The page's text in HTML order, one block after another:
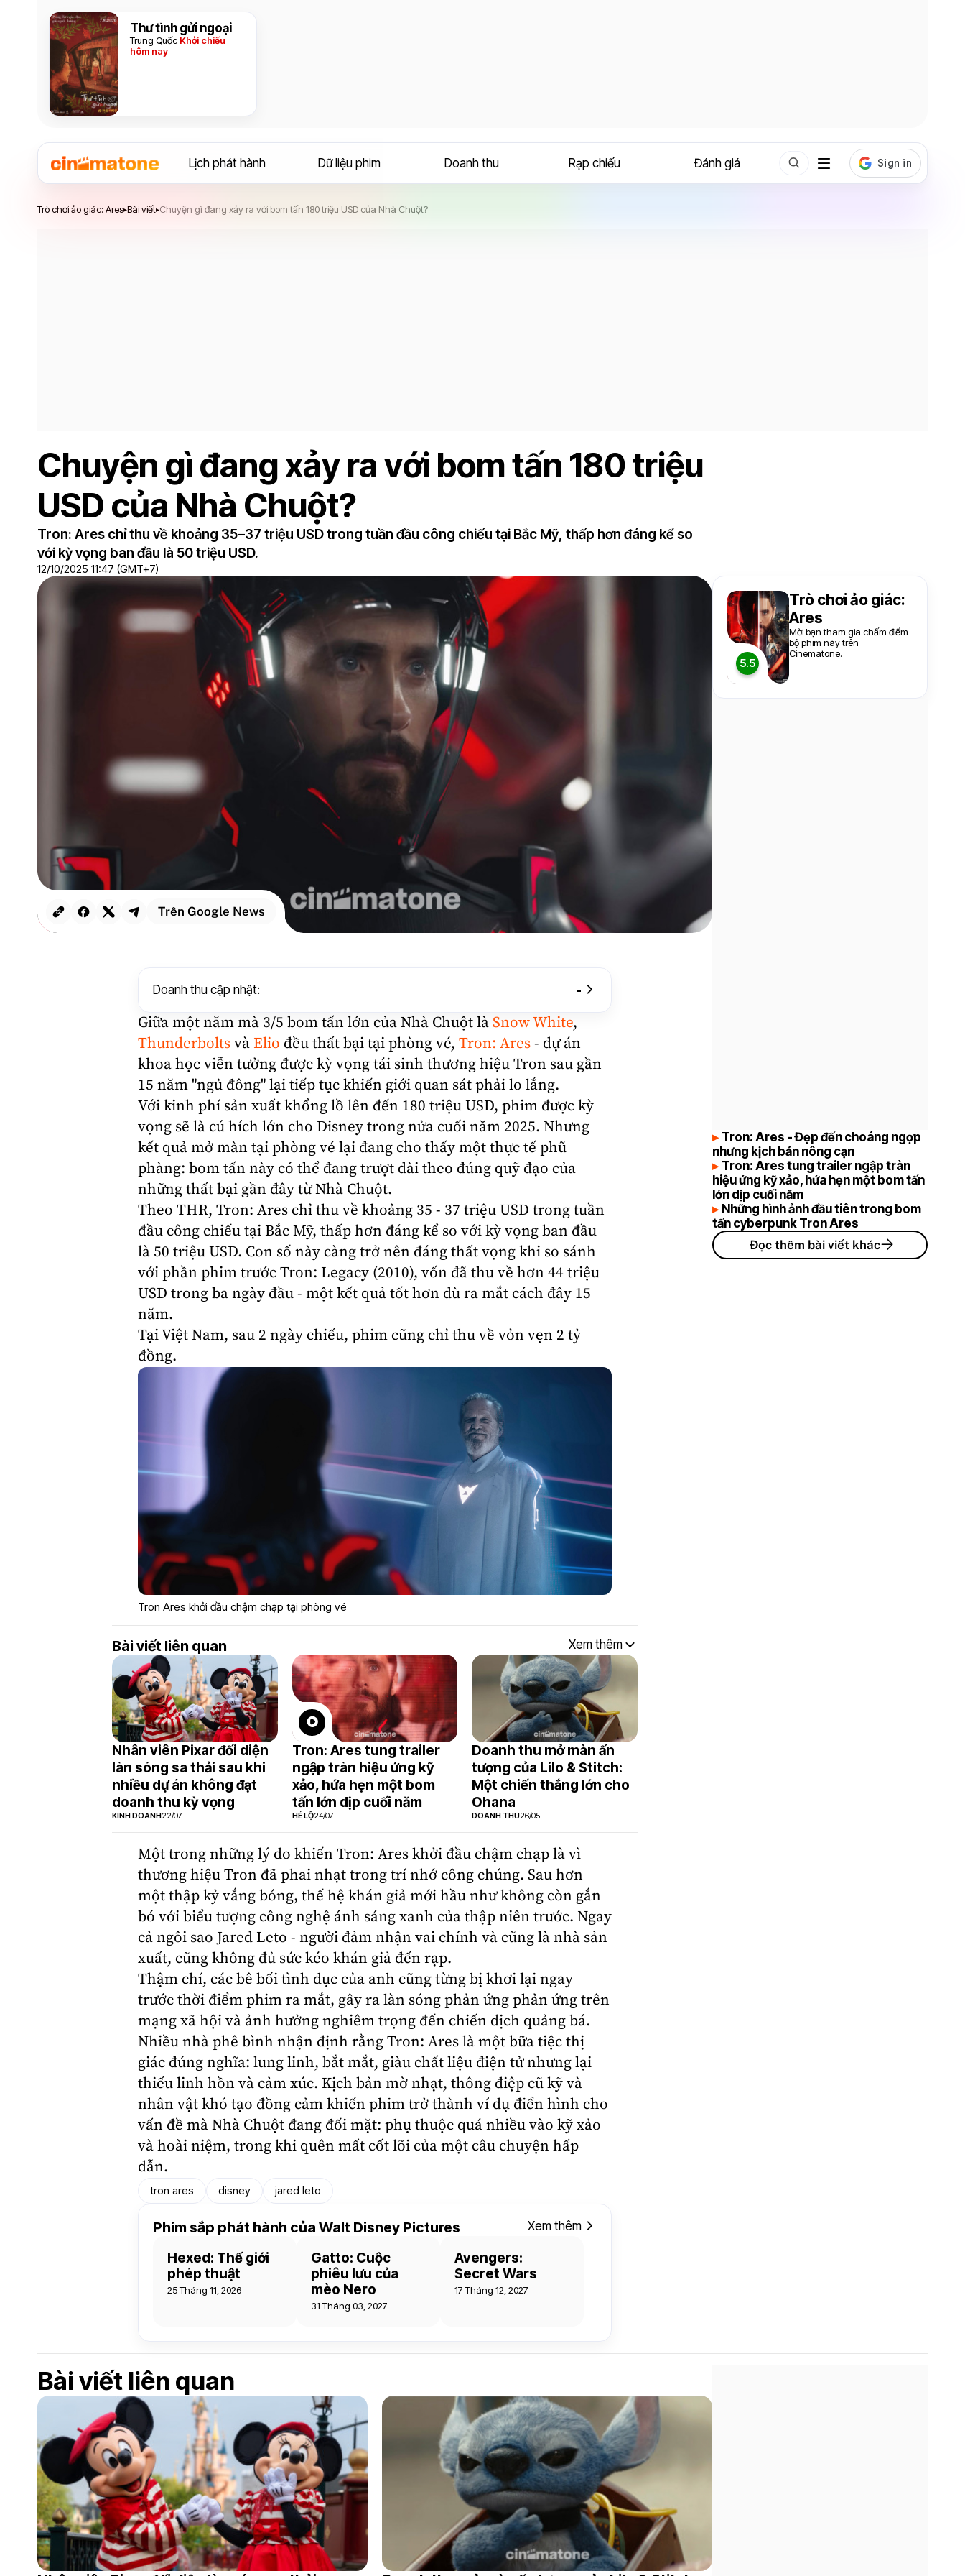
Thư tình gửi ngoại
Trung Quốc Khởi chiếu
hôm nay
Lịch phát hành Dữ liệu phim Doanh thu Rạp chiếu Đánh giá
Trò chơi ảo giác: Ares▸Bài viết▸Chuyện gì đang xảy ra với bom tấn 180 triệu USD của Nhà Chuột?
Chuyện gì đang xảy ra với bom tấn 180 triệu
USD của Nhà Chuột?
Tron: Ares chỉ thu về khoảng 35–37 triệu USD trong tuần đầu công chiếu tại Bắc Mỹ, thấp hơn đáng kể so
với kỳ vọng ban đầu là 50 triệu USD.
12/10/2025 11:47 (GMT+7)
Trên Google News
Doanh thu cập nhật: -
Giữa một năm mà 3/5 bom tấn lớn của Nhà Chuột làSnow White,
Thunderboltsvà Elio đều thất bại tại phòng vé, Tron: Ares- dự án
khoa học viễn tưởng được kỳ vọng tái sinh thương hiệu Tron sau gần
15 năm "ngủ đông" lại tiếp tục khiến giới quan sát phải lo lắng.
Với kinh phí sản xuất khổng lồ lên đến 180 triệu USD, phim được kỳ
vọng sẽ là cú hích lớn cho Disneytrong nửa cuối năm 2025. Nhưng
kết quả mở màn tại phòng vé lại đang cho thấy một thực tế phũ
phàng: bom tấn này có thể đang trượt dài theo đúng quỹ đạo của
những thất bại gần đây từ Nhà Chuột.
Theo THR, Tron: Ares chỉ thu về khoảng 35 - 37 triệu USD trong tuần
đầu công chiếu tại Bắc Mỹ, thấp hơn đáng kể so với kỳ vọng ban đầu
là 50 triệu USD. Con số này càng trở nên đáng thất vọng khi so sánh
với phần phim trước Tron: Legacy (2010), vốn đã thu về hơn 44 triệu
USD trong ba ngày đầu - một kết quả tốt hơn dù ra mắt cách đây 15
năm.
Tại Việt Nam, sau 2 ngày chiếu, phim cũng chỉ thu về vỏn vẹn 2 tỷ
đồng.
Tron Ares khởi đầu chậm chạp tại phòng vé
Bài viết liên quan Xem thêm
Nhân viên Pixar đối diện
làn sóng sa thải sau khi
nhiều dự án không đạt
doanh thu kỳ vọng
KINH DOANH22/07
Tron: Ares tung trailer
ngập tràn hiệu ứng kỹ
xảo, hứa hẹn một bom
tấn lớn dịp cuối năm
HÉ LỘ24/07
Doanh thu mở màn ấn
tượng của Lilo & Stitch:
Một chiến thắng lớn cho
Ohana
DOANH THU26/05
Một trong những lý do khiến Tron: Ares khởi đầu chậm chạp là vì
thương hiệu Tron đã phai nhạt trong trí nhớ công chúng. Sau hơn
một thập kỷ vắng bóng, thế hệ khán giả mới hầu như không còn gắn
bó với biểu tượng công nghệ ánh sáng xanh của thập niên trước. Ngay
cả ngôi saoJared Leto - người đảm nhận vai chính và cũng là nhà sản
xuất, cũng không đủ sức kéo khán giả đến rạp.
Thậm chí, các bê bối tình dục của anh cũng từng bị khơi lại ngay
trước thời điểm phim ra mắt, gây ra làn sóng phản ứng phản ứng trên
mạng xã hội và ảnh hưởng nghiêm trọng đến chiến dịch quảng bá.
Nhiều nhà phê bình nhận định rằng Tron: Ares là một bữa tiệc thị
giác đúng nghĩa: lung linh, bắt mắt, giàu chất liệu điện tử nhưng lại
thiếu linh hồn và cảm xúc. Kịch bản mờ nhạt, thông điệp cũ kỹ và
nhân vật khó tạo đồng cảm khiến phim trở thành ví dụ điển hình cho
vấn đề mà Nhà Chuột đang đối mặt: phụ thuộc quá nhiều vào kỹ xảo
và hoài niệm, trong khi quên mất cốt lõi của một câu chuyện hấp
dẫn.
tron ares disney jared leto
Phim sắp phát hành của Walt Disney Pictures Xem thêm
Hexed: Thế giới
phép thuật
25 Tháng 11, 2026
Gatto: Cuộc
phiêu lưu của
mèo Nero
31 Tháng 03, 2027
Avengers:
Secret Wars
17 Tháng 12, 2027
5.5
Trò chơi ảo giác:
Ares
Mời bạn tham gia chấm điểm
bộ phim này trên
Cinematone.
Tron: Ares - Đẹp đến choáng ngợp
nhưng kịch bản nông cạn
Tron: Ares tung trailer ngập tràn
hiệu ứng kỹ xảo, hứa hẹn một bom tấn
lớn dịp cuối năm
Những hình ảnh đầu tiên trong bom
tấn cyberpunk Tron Ares
Đọc thêm bài viết khác
Bài viết liên quan